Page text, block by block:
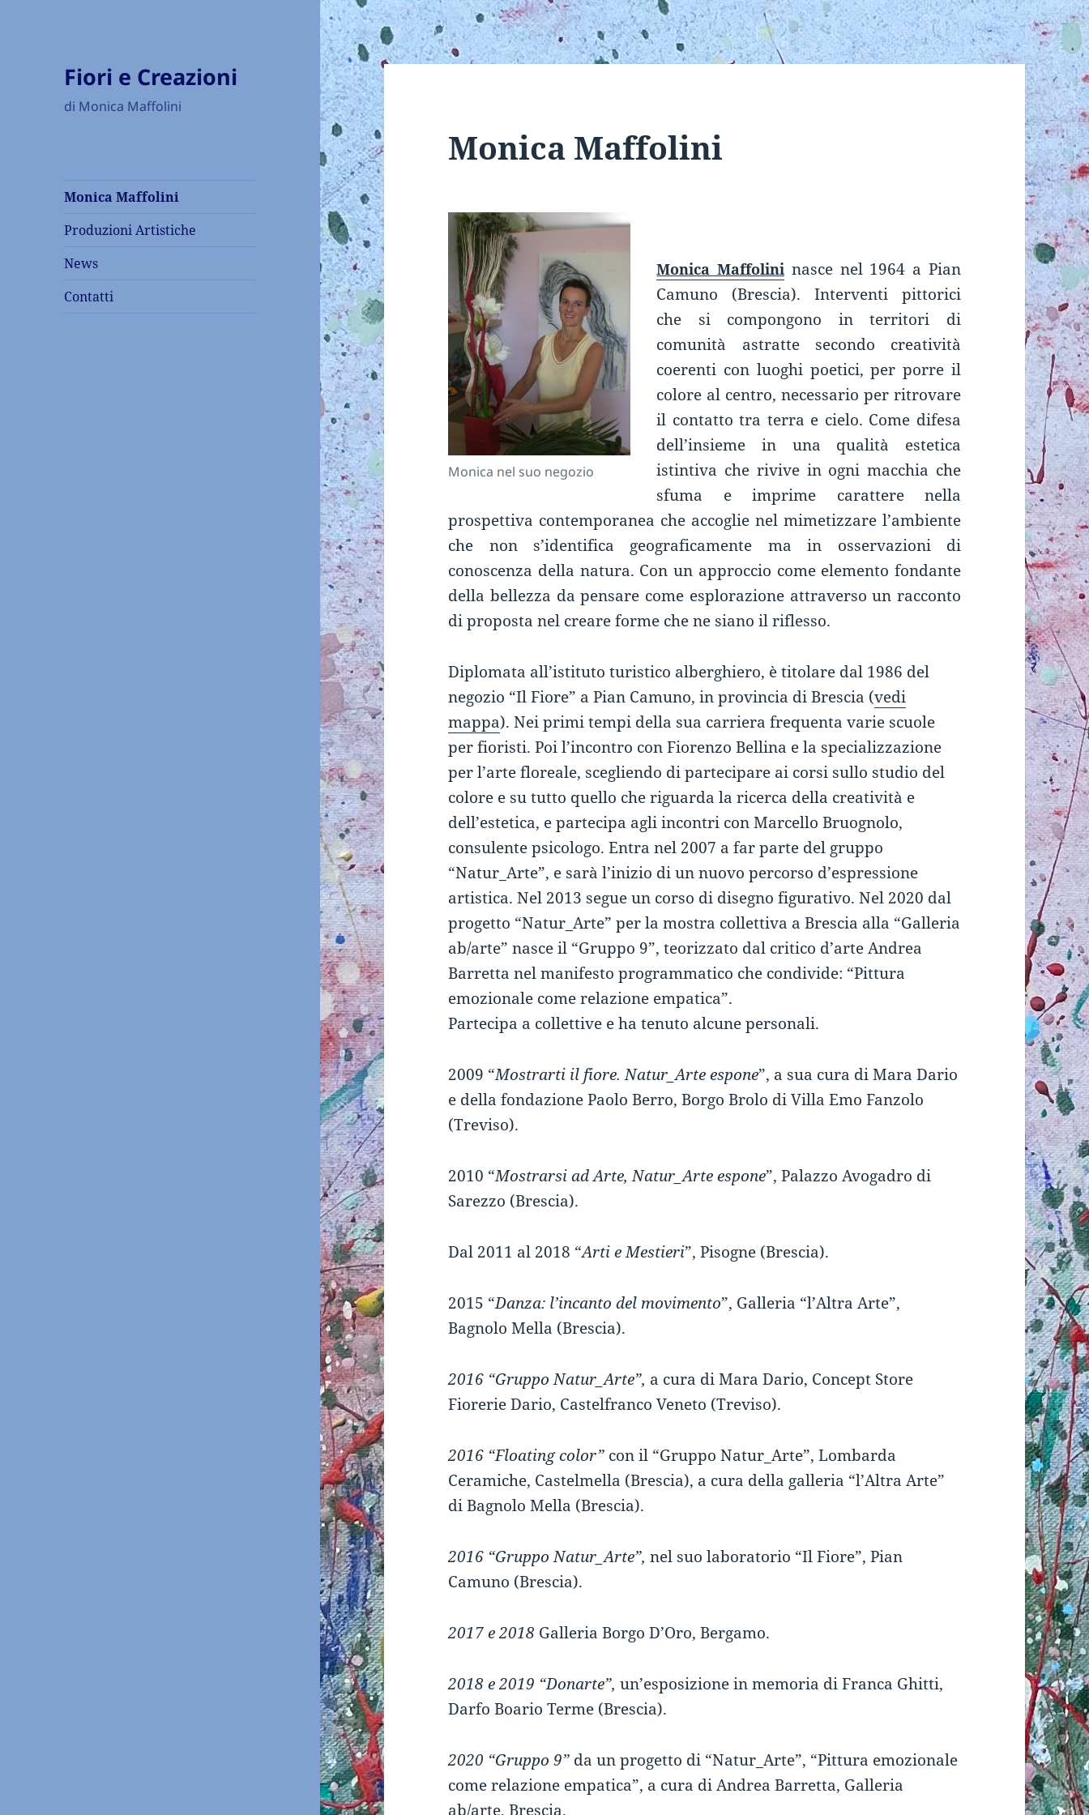
Fiori e Creazioni
di Monica Maffolini
Monica Maffolini
Produzioni Artistiche
News
Contatti
Monica Maffolini
Monica nel suo negozio
Monica Maffolini nasce nel 1964 a Pian
Camuno (Brescia). Interventi pittorici
che si compongono in territori di
comunità astratte secondo creatività
coerenti con luoghi poetici, per porre il
colore al centro, necessario per ritrovare
il contatto tra terra e cielo. Come difesa
dell’insieme in una qualità estetica
istintiva che rivive in ogni macchia che
sfuma e imprime carattere nella
prospettiva contemporanea che accoglie nel mimetizzare l’ambiente
che non s’identifica geograficamente ma in osservazioni di
conoscenza della natura. Con un approccio come elemento fondante
della bellezza da pensare come esplorazione attraverso un racconto
di proposta nel creare forme che ne siano il riflesso.
Diplomata all’istituto turistico alberghiero, è titolare dal 1986 del
negozio “Il Fiore” a Pian Camuno, in provincia di Brescia (vedi
mappa). Nei primi tempi della sua carriera frequenta varie scuole
per fioristi. Poi l’incontro con Fiorenzo Bellina e la specializzazione
per l’arte floreale, scegliendo di partecipare ai corsi sullo studio del
colore e su tutto quello che riguarda la ricerca della creatività e
dell’estetica, e partecipa agli incontri con Marcello Bruognolo,
consulente psicologo. Entra nel 2007 a far parte del gruppo
“Natur_Arte”, e sarà l’inizio di un nuovo percorso d’espressione
artistica. Nel 2013 segue un corso di disegno figurativo. Nel 2020 dal
progetto “Natur_Arte” per la mostra collettiva a Brescia alla “Galleria
ab/arte” nasce il “Gruppo 9”, teorizzato dal critico d’arte Andrea
Barretta nel manifesto programmatico che condivide: “Pittura
emozionale come relazione empatica”.
Partecipa a collettive e ha tenuto alcune personali.
2009 “Mostrarti il fiore. Natur_Arte espone”, a sua cura di Mara Dario
e della fondazione Paolo Berro, Borgo Brolo di Villa Emo Fanzolo
(Treviso).
2010 “Mostrarsi ad Arte, Natur_Arte espone”, Palazzo Avogadro di
Sarezzo (Brescia).
Dal 2011 al 2018 “Arti e Mestieri”, Pisogne (Brescia).
2015 “Danza: l’incanto del movimento”, Galleria “l’Altra Arte”,
Bagnolo Mella (Brescia).
2016 “Gruppo Natur_Arte”, a cura di Mara Dario, Concept Store
Fiorerie Dario, Castelfranco Veneto (Treviso).
2016 “Floating color” con il “Gruppo Natur_Arte”, Lombarda
Ceramiche, Castelmella (Brescia), a cura della galleria “l’Altra Arte”
di Bagnolo Mella (Brescia).
2016 “Gruppo Natur_Arte”,nel suo laboratorio “Il Fiore”, Pian
Camuno (Brescia).
2017 e 2018 Galleria Borgo D’Oro, Bergamo.
2018 e 2019 “Donarte”,un’esposizione in memoria di Franca Ghitti,
Darfo Boario Terme (Brescia).
2020 “Gruppo 9” da un progetto di “Natur_Arte”, “Pittura emozionale
come relazione empatica”, a cura di Andrea Barretta, Galleria
ab/arte, Brescia.